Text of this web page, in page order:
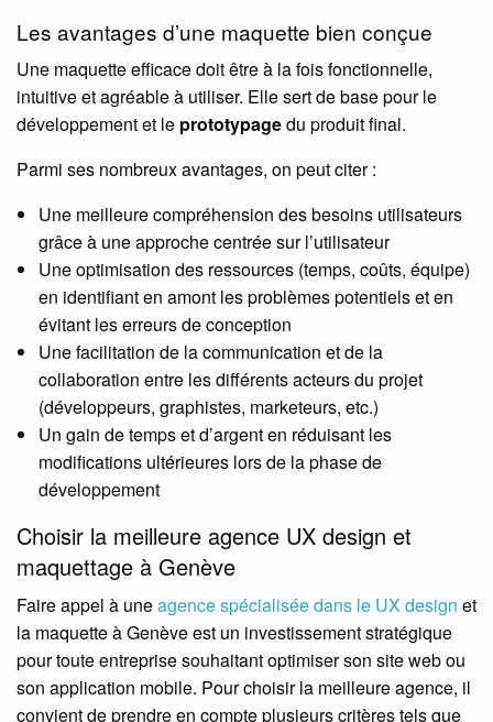
Les avantages d’une maquette bien conçue
Une maquette efficace doit être à la fois fonctionnelle,
intuitive et agréable à utiliser. Elle sert de base pour le
développement et le prototypagedu produit final.
Parmi ses nombreux avantages, on peut citer :
Une meilleure compréhension des besoins utilisateurs
grâce à une approche centrée sur l’utilisateur
Une optimisation des ressources (temps, coûts, équipe)
en identifiant en amont les problèmes potentiels et en
évitant les erreurs de conception
Une facilitation de la communication et de la
collaboration entre les différents acteurs du projet
(développeurs, graphistes, marketeurs, etc.)
Un gain de temps et d’argent en réduisant les
modifications ultérieures lors de la phase de
développement
Choisir la meilleure agence UX design et
maquettage à Genève
Faire appel à uneagence spécialisée dans le UX design et
la maquette à Genève est un investissement stratégique
pour toute entreprise souhaitant optimiser son site web ou
son application mobile. Pour choisir la meilleure agence, il
convient de prendre en compte plusieurs critères tels que